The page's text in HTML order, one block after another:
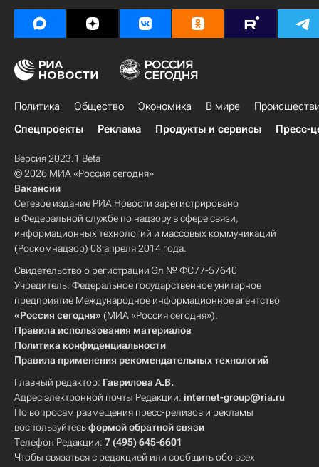
Политика Общество Экономика В мире
Спецпроекты
Реклама Продукты и сервисы Пресс-
Версия 2023.1 Beta
© 2026 МИА «Россия сегодня»
Вакансии
Сетевое издание РИА Новости зарегистрировано
в Федеральной службе по надзору в сфере связи,
информационных технологий и массовых коммуникаций
(Роскомнадзор) 08 апреля 2014 года.
Свидетельство о регистрации Эл № ФС77-57640
Учредитель: Федеральное государственное унитарное
предприятие Международное информационное агентство
«Россия сегодня» (МИА «Россия сегодня»).
Правила использования материалов
Политика конфиденциальности
Правила применения рекомендательных технологий
Главный редактор: Гаврилова А.В.
Адрес электронной почты Редакции: internet-group@ria.ru
По вопросам размещения пресс-релизов и рекламы
воспользуйтесьформой обратной связи
Телефон Редакции: 7 (495) 645-6601
Чтобы связаться с редакцией или сообщить обо всех